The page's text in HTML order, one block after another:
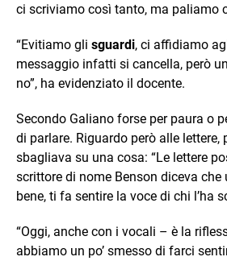
ci scriviamo così tanto, ma paliamo
“Evitiamo gli sguardi, ci affidiamo
messaggio infatti si cancella, però
no”, ha evidenziato il docente.
Secondo Galiano forse per paura o
di parlare. Riguardo però alle lettere,
sbagliava su una cosa: “Le lettere
scrittore di nome Benson diceva
bene, ti fa sentire la voce di chi l’ha
“Oggi, anche con i vocali – è la
abbiamo un po’ smesso di farci